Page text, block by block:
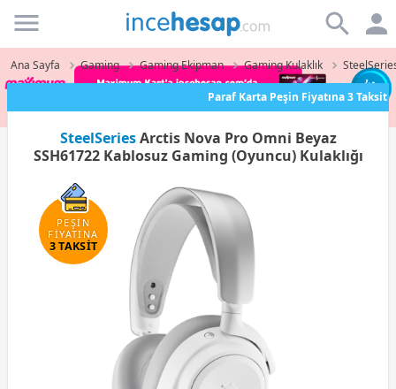
Incehesap
Ana Sayfa Gaming Gaming Ekipman Gaming Kulaklık
Paraf Karta Peşin Fiyatına 3 Taksit
SteelSeriesArctis Nova Pro Omni Beyaz
SSH61722 Kablosuz Gaming (Oyuncu) Kulaklığı
PEŞİN
FİYATINA
3 TAKSİT